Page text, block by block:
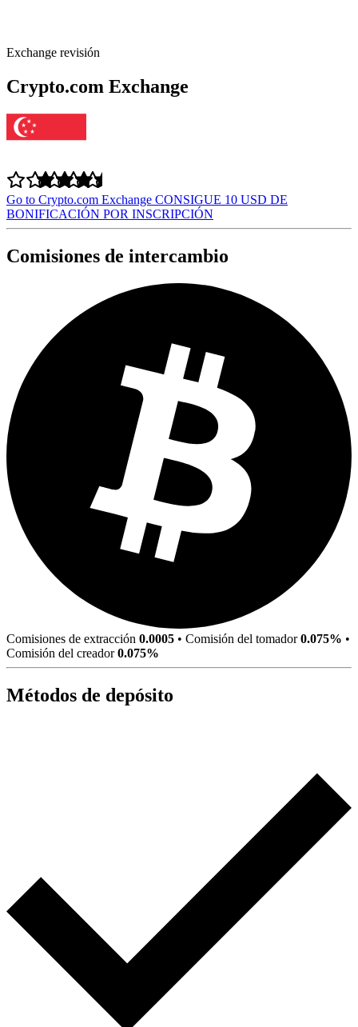
Exchange revisión
Crypto.com Exchange
Go to Crypto.com Exchange CONSIGUE 10 USD DE
BONIFICACIÓN POR INSCRIPCIÓN
Comisiones de intercambio
Comisiones de extracción 0.0005 • Comisión del tomador0.075% •
Comisión del creador0.075%
Métodos de depósito